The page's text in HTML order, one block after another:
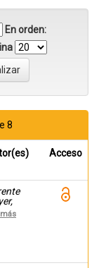
En orden:
8
Acceso